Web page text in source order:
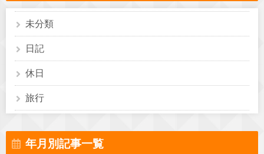
未分類
日記
休日
旅行
年月別記事一覧